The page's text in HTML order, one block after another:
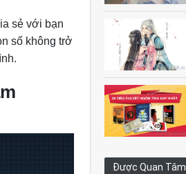
sẻ với bạn
số không trở
Được Quan Tâm